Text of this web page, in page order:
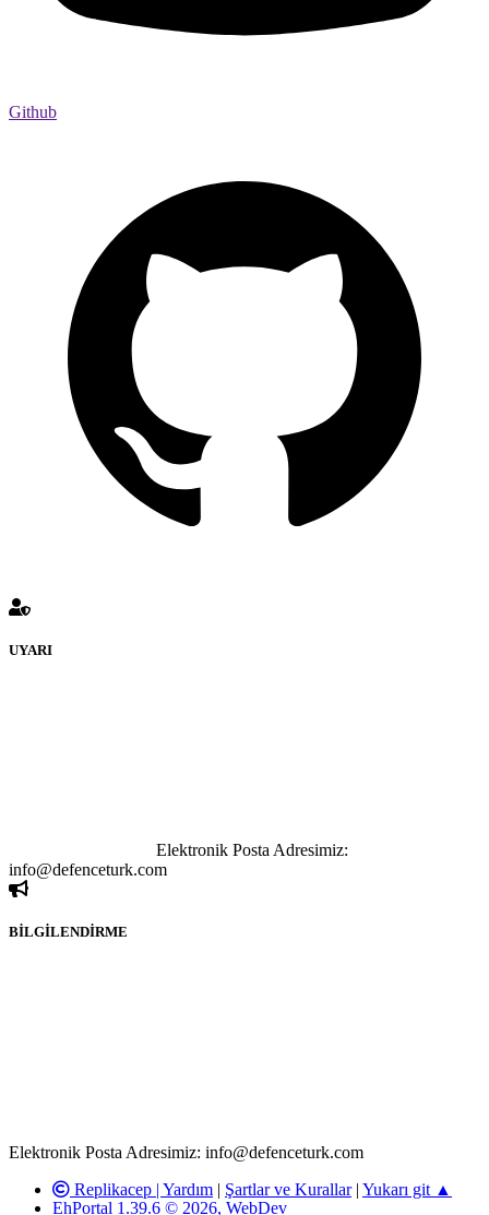
Github
UYARI
Elektronik Posta Adresimiz:
info@defenceturk.com
BİLGİLENDİRME
Elektronik Posta Adresimiz: info@defenceturk.com
Replikacep | Yardım | Şartlar ve Kurallar| Yukarı git ▲
EhPortal 1.39.6 © 2026, WebDev